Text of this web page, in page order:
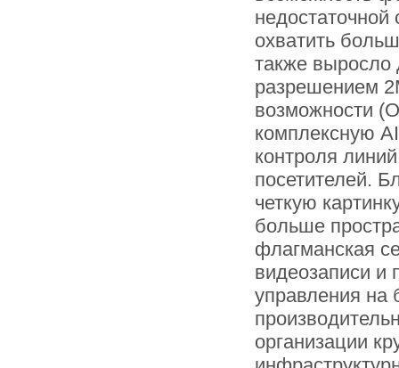
охватить
также выросло
разрешением
возможности
комплексную
контроля
посетителей.
четкую
больше
флагманская
видеозаписи и
управления на
организации